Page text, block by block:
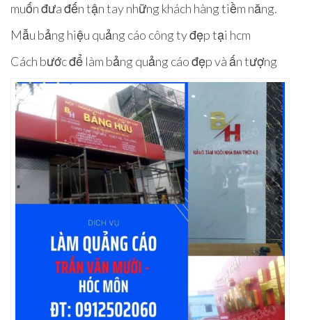
muốn đưa đến tận tay những khách hàng tiềm năng.
Mẫu bảng hiệu quảng cáo công ty đẹp tại hcm
Cách bước để làm bảng quảng cáo đẹp và ấn tượng